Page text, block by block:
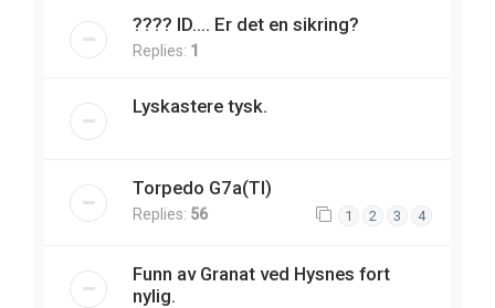
???? ID.... Er det en sikring?
Replies: 1
Lyskastere tysk.
Torpedo G7a(TI)
Replies: 56 1 2 3 4
Funn av Granat ved Hysnes fort
nylig.